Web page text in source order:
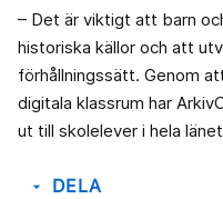
– Det är viktigt att barn
historiska källor och att
förhållningssätt. Genom
digitala klassrum har
ut till skolelever i hela
arrow_drop_down DELA